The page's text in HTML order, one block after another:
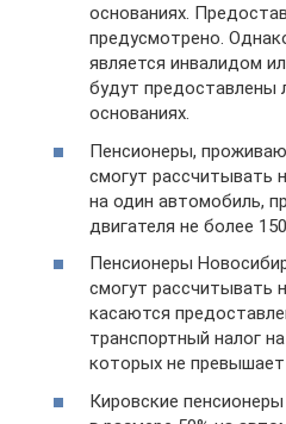
основаниях.
предусмотрено.
является инвалидом
будут предоставлены
основаниях.
Пенсионеры,
смогут рассчитывать
на один автомобиль,
двигателя не более 150
Пенсионеры
смогут рассчитывать
касаются
транспортный налог
которых не превышает
Кировские